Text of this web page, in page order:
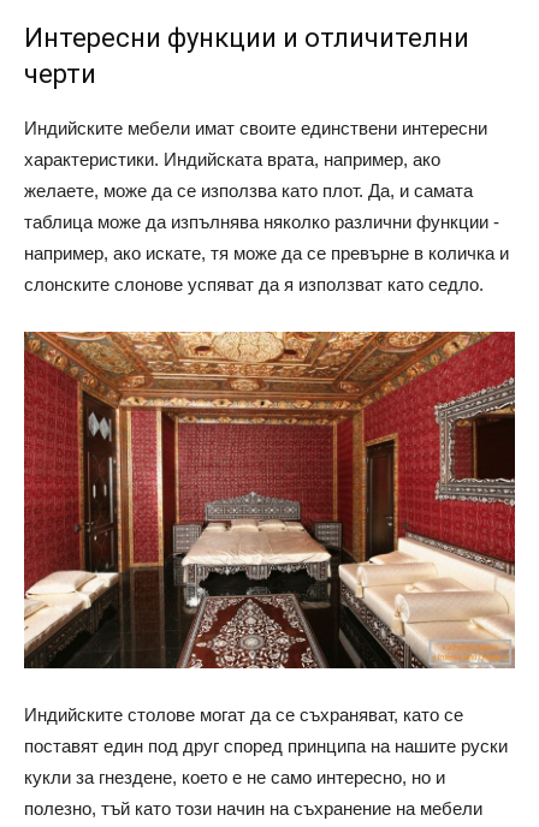
Интересни функции и отличителни
черти
Индийските мебели имат своите единствени интересни
характеристики. Индийската врата, например, ако
желаете, може да се използва като плот. Да, и самата
таблица може да изпълнява няколко различни функции -
например, ако искате, тя може да се превърне в количка и
слонските слонове успяват да я използват като седло.
Индийските столове могат да се съхраняват, като се
поставят един под друг според принципа на нашите руски
кукли за гнездене, което е не само интересно, но и
полезно, тъй като този начин на съхранение на мебели